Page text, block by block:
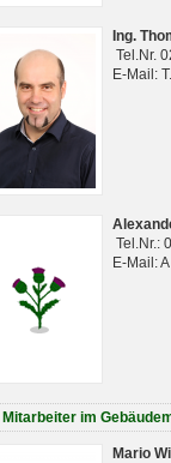
Ing.
Tel.Nr.
E-Mail:
Tel.Nr.:
E-Mail:
Mitarbeiter im
Mario